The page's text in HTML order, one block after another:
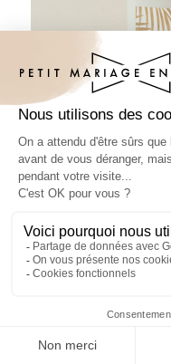
Sticker bouteille